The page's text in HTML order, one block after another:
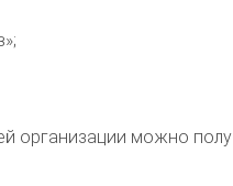
можно